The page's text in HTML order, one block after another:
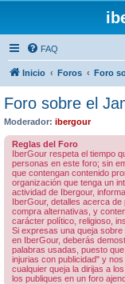
FAQ
Inicio Foros Foro
Foro sobre el
Moderador: ibergour
Reglas del Foro
IberGour respeta el tiempo
personas en este foro; sin
que contengan contenido
organización que tenga un
actividad de Ibergour,
IberGour, detalles acerca
compra alternativas, y
carácter político, religioso,
Si expresas una queja
en IberGour, deberás
palabras usadas, puesto
injurias con publicidad" y
cualquier queja la dirijas a
los publiques en un foro